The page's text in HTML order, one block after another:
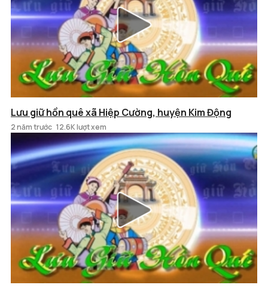
Lưu giữ hồn quê xã Hiệp Cường, huyện Kim Động
2 năm trước 12.6K lượt xem